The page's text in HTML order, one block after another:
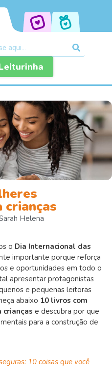
crianças
Helena
o Dia Internacional das
importante porque reforça
e oportunidades em todo o
apresentar protagonistas
e pequenas leitoras
abaixo 10 livros com
crianças e descubra por que
para a construção de
10 coisas que você